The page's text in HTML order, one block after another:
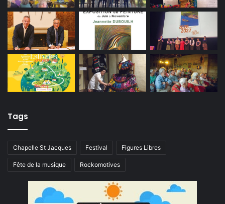
Tags
Chapelle St Jacques Festival Figures Libres
Fête de la musique Rockomotives